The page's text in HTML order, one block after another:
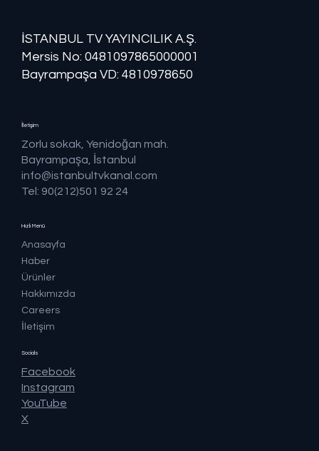
İSTANBUL TV YAYINCILIK A.Ş.
Mersis No: ​​0481097865000001
Bayrampaşa VD: 4810978650
Hızlı Menü
Anasayfa
Haber
Ürünler
Hakkımızda
Careers
İletişim
İletişim
Zorlu sokak, Yenidoğan mah.
Bayrampaşa, İstanbul
info@istanbultvkanal.com
Tel: 90(212)501 92 24
Socials
Facebook
Instagram
YouTube
X